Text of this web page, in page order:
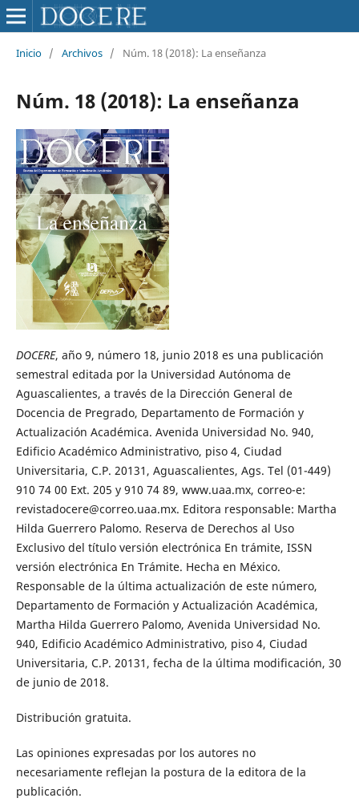
Inicio / Archivos / Núm. 18 (2018): La enseñanza
Núm. 18 (2018): La enseñanza
DOCERE, año 9, número 18, junio 2018 es una publicación
semestral editada por la Universidad Autónoma de
Aguascalientes, a través de la Dirección General de
Docencia de Pregrado, Departamento de Formación y
Actualización Académica. Avenida Universidad No. 940,
Edificio Académico Administrativo, piso 4, Ciudad
Universitaria, C.P. 20131, Aguascalientes, Ags. Tel (01-449)
910 74 00 Ext. 205 y 910 74 89, www.uaa.mx, correo-e:
revistadocere@correo.uaa.mx. Editora responsable: Martha
Hilda Guerrero Palomo. Reserva de Derechos al Uso
Exclusivo del título versión electrónica En trámite, ISSN
versión electrónica En Trámite. Hecha en México.
Responsable de la última actualización de este número,
Departamento de Formación y Actualización Académica,
Martha Hilda Guerrero Palomo, Avenida Universidad No.
940, Edificio Académico Administrativo, piso 4, Ciudad
Universitaria, C.P. 20131, fecha de la última modificación, 30
de junio de 2018.
Distribución gratuita.
Las opiniones expresadas por los autores no
necesariamente reflejan la postura de la editora de la
publicación.